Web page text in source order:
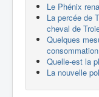
DronesLe Phénix
La percée de
cheval de
Quelques
Quelle-est la
La nouvelle